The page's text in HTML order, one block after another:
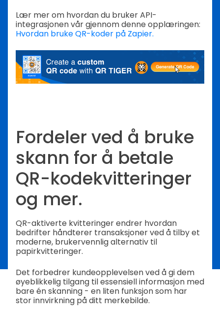
Lær mer om hvordan du bruker API-
integrasjonen vår gjennom denne opplæringen:
Hvordan bruke QR-koder på Zapier.
Fordeler ved å bruke
skann for å betale
QR-kodekvitteringer
og mer.
QR-aktiverte kvitteringer endrer hvordan
bedrifter håndterer transaksjoner ved å tilby et
moderne, brukervennlig alternativ til
papirkvitteringer.
Det forbedrer kundeopplevelsen ved å gi dem
øyeblikkelig tilgang til essensiell informasjon med
bare én skanning - en liten funksjon som har
stor innvirkning på ditt merkebilde.